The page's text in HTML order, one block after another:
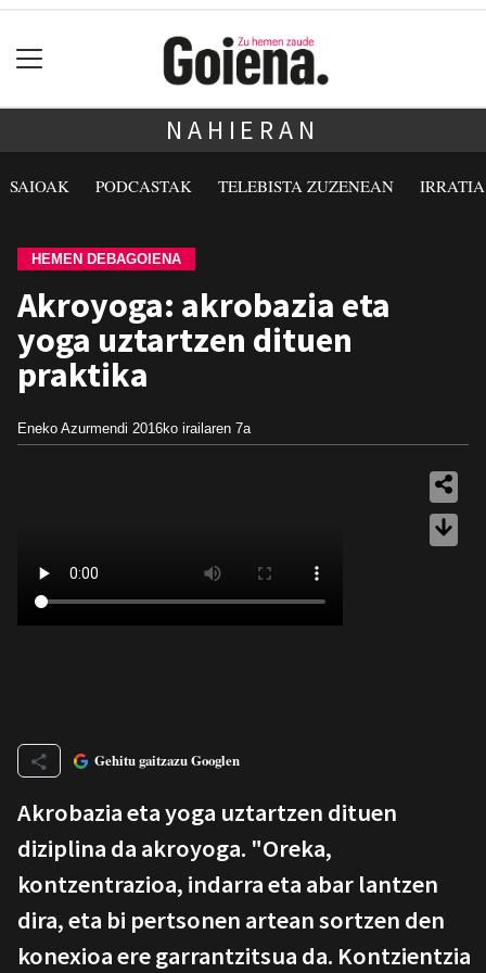
NAHIERAN
SAIOAK PODCASTAK TELEBISTA ZUZENEAN
HEMEN DEBAGOIENA
Akroyoga: akrobazia eta
yoga uztartzen dituen
praktika
Eneko Azurmendi 2016ko irailaren 7a
Gehitu gaitzazu Googlen
Akrobazia eta yoga uztartzen dituen
diziplina da akroyoga. "Oreka,
kontzentrazioa, indarra eta abar lantzen
dira, eta bi pertsonen artean sortzen den
konexioa ere garrantzitsua da. Kontzientzia